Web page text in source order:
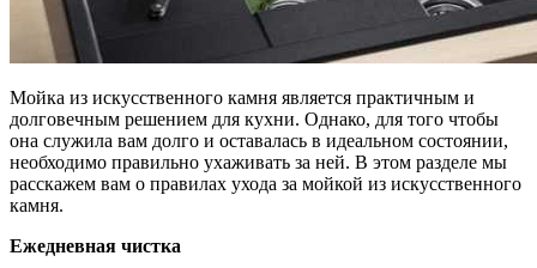
Мойка из искусственного камня является практичным и
долговечным решением для кухни. Однако, для того чтобы
она служила вам долго и оставалась в идеальном состоянии,
необходимо правильно ухаживать за ней. В этом разделе мы
расскажем вам о правилах ухода за мойкой из искусственного
камня.
Ежедневная чистка